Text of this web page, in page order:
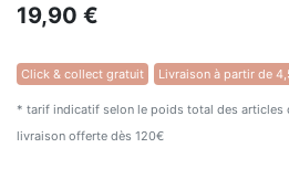
19,90 €
Click & collect gratuit Livraison à partir de
* tarif indicatif selon le poids total des articles
livraison offerte dès 120€